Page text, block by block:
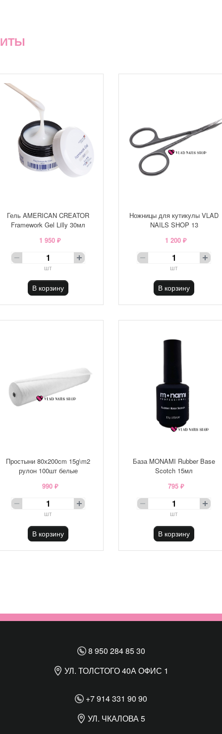
Гель AMERICAN CREATOR
Framework Gel Lilly 30мл
1 950 ₽
шт
В корзину
Ножницы для кутикулы VLAD
NAILS SHOP 13
1 200 ₽
шт
В корзину
Простыни 80х200cm 15g\m2
рулон 100шт белые
990 ₽
шт
В корзину
База MONAMI Rubber Base
Scotch 15мл
795 ₽
шт
В корзину
8 950 284 85 30
УЛ. ТОЛСТОГО 40А ОФИС 1
+7 914 331 90 90
УЛ. ЧКАЛОВА 5